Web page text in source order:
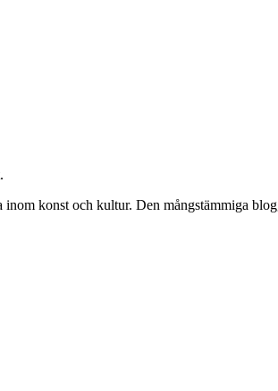
konst och kultur. Den mångstämmiga